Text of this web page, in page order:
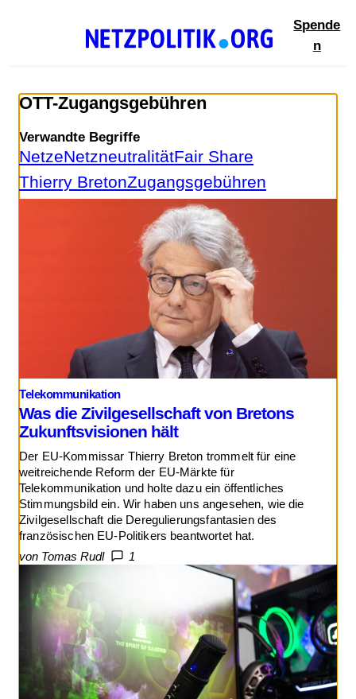
Spende
n
OTT-Zugangsgebühren
Verwandte Begriffe
NetzeNetzneutralitätFair Share
Thierry BretonZugangsgebühren
Telekommunikation
Was die Zivilgesellschaft von Bretons
Zukunftsvisionen hält
Der EU-Kommissar Thierry Breton trommelt für eine
weitreichende Reform der EU-Märkte für
Telekommunikation und holte dazu ein öffentliches
Stimmungsbild ein. Wir haben uns angesehen, wie die
Zivilgesellschaft die Deregulierungsfantasien des
französischen EU-Politikers beantwortet hat.
von Tomas Rudl
1